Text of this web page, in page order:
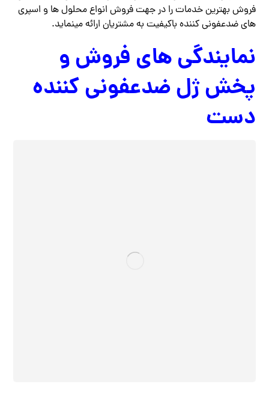
فروش بهترین خدمات را در جهت فروش انواع محلول ها و اسپری
های ضدعفونی کننده باکیفیت به مشتریان ارائه مینماید.
نمایندگی های فروش و
پخش ژل ضدعفونی کننده
دست